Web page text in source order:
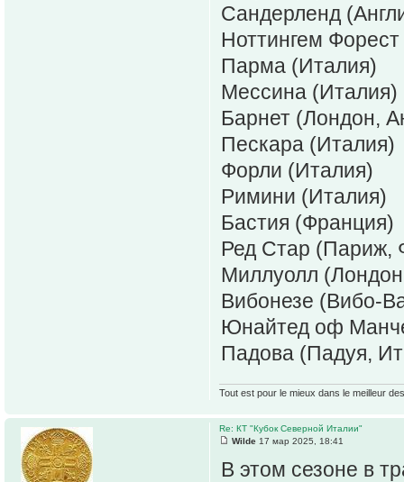
Сандерленд
Ноттингем
Парма (Италия)
Мессина (Италия)
Барнет (Лондон,
Пескара (Италия)
Форли (Италия)
Римини (Италия)
Бастия (Франция)
Ред Стар (Париж,
Миллуолл
Вибонезе (Вибо-
Юнайтед оф
Падова (Падуя,
Tout est pour le mieux dans le meilleur
Re: КТ "Кубок Северной Италии"
Wilde 17 мар 2025, 18:41
В этом сезоне в